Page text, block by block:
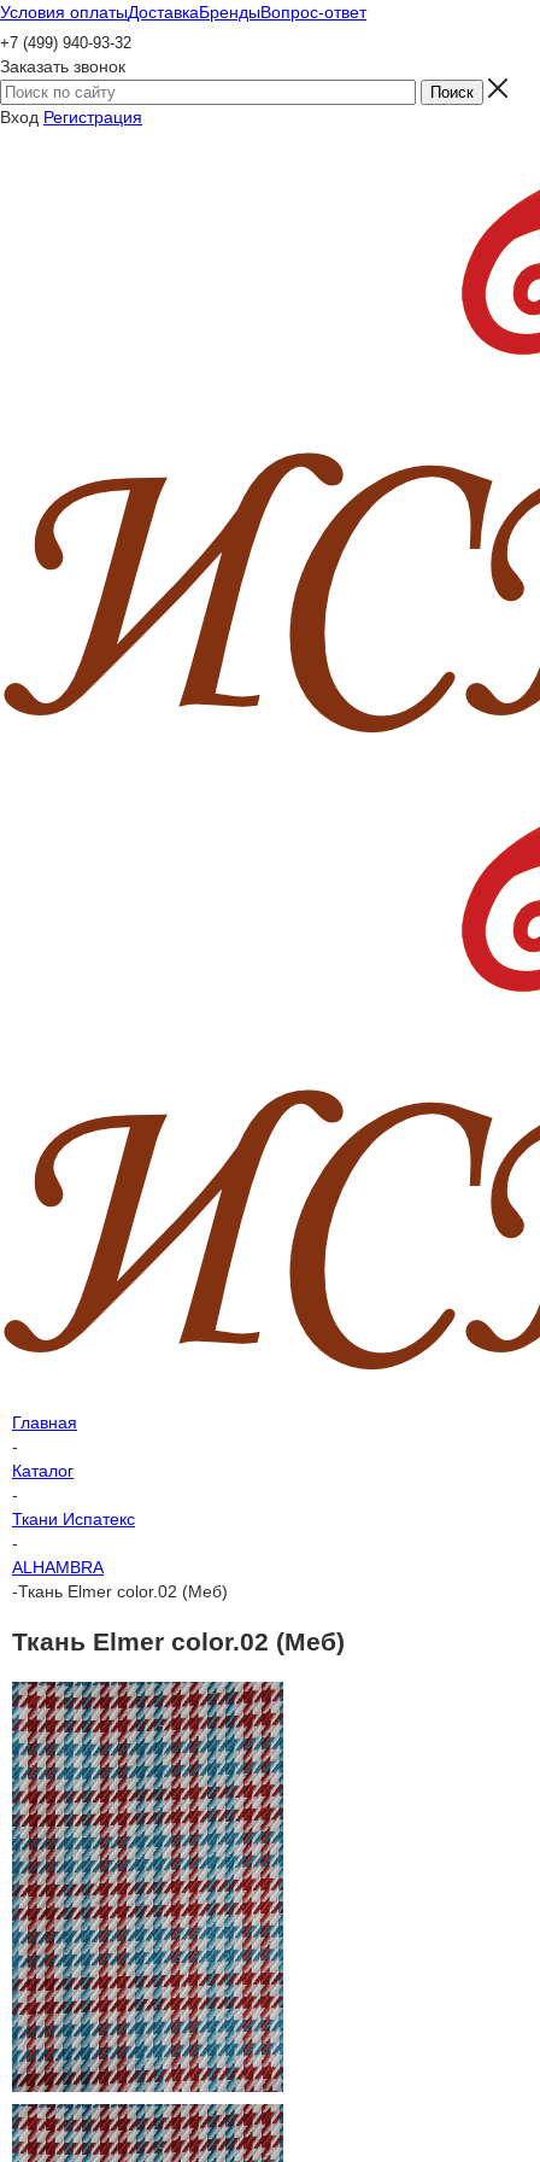
Условия оплатыДоставкаБрендыВопрос-ответ
+7 (499) 940-93-32
Заказать звонок
Вход Регистрация
Главная
-
Каталог
-
Ткани Испатекс
-
ALHAMBRA
-Ткань Elmer color.02 (Меб)
Ткань Elmer color.02 (Меб)